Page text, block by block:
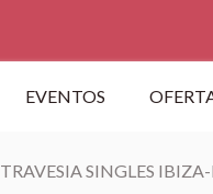
EVENTOS
TRAVESIA SINGLES